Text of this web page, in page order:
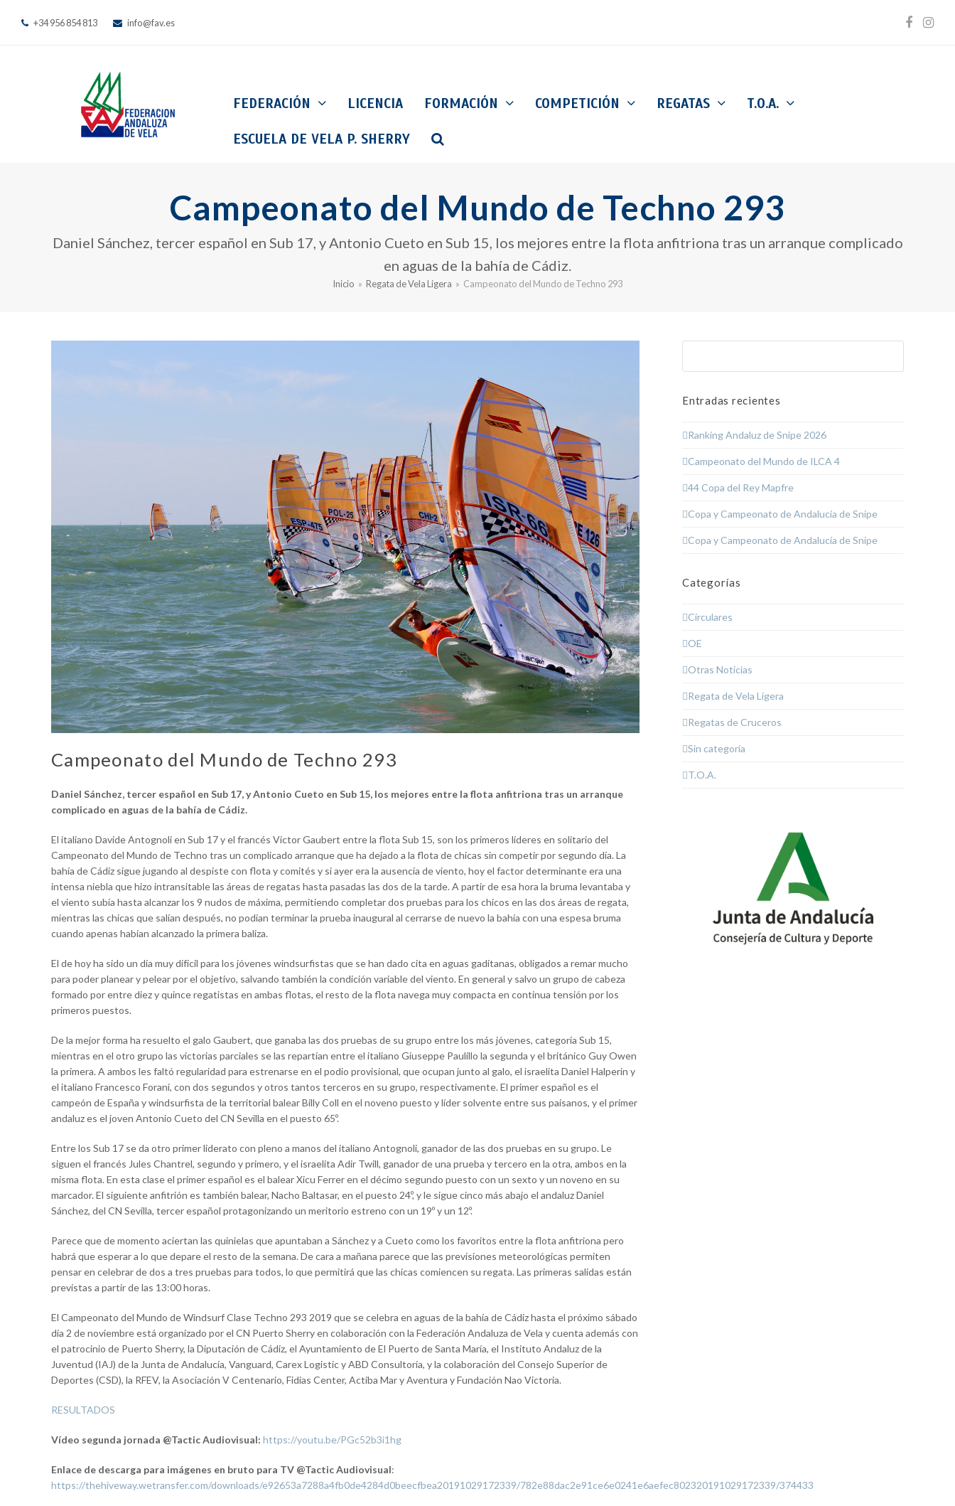
+34 956 854 813 info@fav.es
FEDERACIÓN LICENCIA FORMACIÓN COMPETICIÓN REGATAS T.O.A.
ESCUELA DE VELA P. SHERRY
Campeonato del Mundo de Techno 293
Daniel Sánchez, tercer español en Sub 17, y Antonio Cueto en Sub 15, los mejores entre la flota anfitriona tras un arranque complicado
en aguas de la bahía de Cádiz.
Inicio » Regata de Vela Ligera » Campeonato del Mundo de Techno 293
Campeonato del Mundo de Techno 293
Daniel Sánchez, tercer español en Sub 17, y Antonio Cueto en Sub 15, los mejores entre la flota anfitriona tras un arranque
complicado en aguas de la bahía de Cádiz.
El italiano Davide Antognoli en Sub 17 y el francés Victor Gaubert entre la flota Sub 15, son los primeros líderes en solitario del
Campeonato del Mundo de Techno tras un complicado arranque que ha dejado a la flota de chicas sin competir por segundo día. La
bahía de Cádiz sigue jugando al despiste con flota y comités y si ayer era la ausencia de viento, hoy el factor determinante era una
intensa niebla que hizo intransitable las áreas de regatas hasta pasadas las dos de la tarde. A partir de esa hora la bruma levantaba y
el viento subía hasta alcanzar los 9 nudos de máxima, permitiendo completar dos pruebas para los chicos en las dos áreas de regata,
mientras las chicas que salían después, no podían terminar la prueba inaugural al cerrarse de nuevo la bahía con una espesa bruma
cuando apenas habían alcanzado la primera baliza.
El de hoy ha sido un día muy difícil para los jóvenes windsurfistas que se han dado cita en aguas gaditanas, obligados a remar mucho
para poder planear y pelear por el objetivo, salvando también la condición variable del viento. En general y salvo un grupo de cabeza
formado por entre diez y quince regatistas en ambas flotas, el resto de la flota navega muy compacta en continua tensión por los
primeros puestos.
De la mejor forma ha resuelto el galo Gaubert, que ganaba las dos pruebas de su grupo entre los más jóvenes, categoría Sub 15,
mientras en el otro grupo las victorias parciales se las repartían entre el italiano Giuseppe Paulillo la segunda y el británico Guy Owen
la primera. A ambos les faltó regularidad para estrenarse en el podio provisional, que ocupan junto al galo, el israelita Daniel Halperin y
el italiano Francesco Forani, con dos segundos y otros tantos terceros en su grupo, respectivamente. El primer español es el
campeón de España y windsurfista de la territorial balear Billy Coll en el noveno puesto y líder solvente entre sus paisanos, y el primer
andaluz es el joven Antonio Cueto del CN Sevilla en el puesto 65º.
Entre los Sub 17 se da otro primer liderato con pleno a manos del italiano Antognoli, ganador de las dos pruebas en su grupo. Le
siguen el francés Jules Chantrel, segundo y primero, y el israelita Adir Twill, ganador de una prueba y tercero en la otra, ambos en la
misma flota. En esta clase el primer español es el balear Xicu Ferrer en el décimo segundo puesto con un sexto y un noveno en su
marcador. El siguiente anfitrión es también balear, Nacho Baltasar, en el puesto 24º, y le sigue cinco más abajo el andaluz Daniel
Sánchez, del CN Sevilla, tercer español protagonizando un meritorio estreno con un 19º y un 12º.
Parece que de momento aciertan las quinielas que apuntaban a Sánchez y a Cueto como los favoritos entre la flota anfitriona pero
habrá que esperar a lo que depare el resto de la semana. De cara a mañana parece que las previsiones meteorológicas permiten
pensar en celebrar de dos a tres pruebas para todos, lo que permitirá que las chicas comiencen su regata. Las primeras salidas están
previstas a partir de las 13:00 horas.
El Campeonato del Mundo de Windsurf Clase Techno 293 2019 que se celebra en aguas de la bahía de Cádiz hasta el próximo sábado
día 2 de noviembre está organizado por el CN Puerto Sherry en colaboración con la Federación Andaluza de Vela y cuenta además con
el patrocinio de Puerto Sherry, la Diputación de Cádiz, el Ayuntamiento de El Puerto de Santa María, el Instituto Andaluz de la
Juventud (IAJ) de la Junta de Andalucía, Vanguard, Carex Logistic y ABD Consultoría, y la colaboración del Consejo Superior de
Deportes (CSD), la RFEV, la Asociación V Centenario, Fidias Center, Actiba Mar y Aventura y Fundación Nao Victoria.
RESULTADOS
Vídeo segunda jornada @Tactic Audiovisual: https://youtu.be/PGc52b3i1hg
Enlace de descarga para imágenes en bruto para TV @Tactic Audiovisual:
https://thehiveway.wetransfer.com/downloads/e92653a7288a4fb0de4284d0beecfbea20191029172339/782e88dac2e91ce6e0241e6aefec802320191029172339/374433
Entradas recientes
Ranking Andaluz de Snipe 2026
Campeonato del Mundo de ILCA 4
44 Copa del Rey Mapfre
Copa y Campeonato de Andalucía de Snipe
Copa y Campeonato de Andalucía de Snipe
Categorías
Circulares
OE
Otras Noticias
Regata de Vela Ligera
Regatas de Cruceros
Sin categoría
T.O.A.